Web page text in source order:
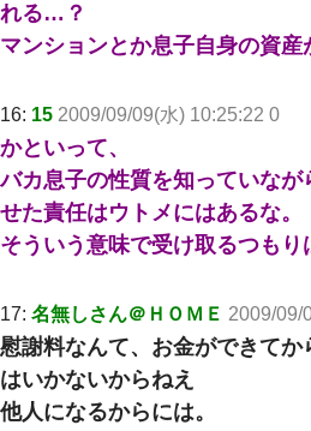
れる…？
マンションとか息子自身の資産
16: 15 2009/09/09(水) 10:25:22 0
かといって、
バカ息子の性質を知っていなが
せた責任はウトメにはあるな。
そういう意味で受け取るつもり
17: 名無しさん＠ＨＯＭＥ 2009/09/
慰謝料なんて、お金ができて
はいかないからねえ
他人になるからには。